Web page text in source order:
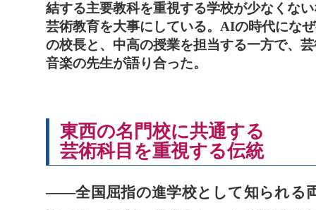
結する主要教科を重視する学校が少なくな
芸術教育を大事にしている。AIの時代にな
の校長と、中高の授業を担当する一方で、
音楽の先生が語り合った。
東西の名門校に共通する
芸術科目を重視する伝統
――全国屈指の進学校として知られる